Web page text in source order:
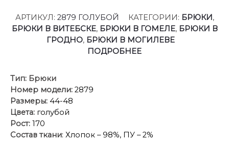
АРТИКУЛ: 2879 ГОЛУБОЙ КАТЕГОРИИ: БРЮКИ ,
БРЮКИ В ВИТЕБСКЕ, БРЮКИ В ГОМЕЛЕ, БРЮКИ В
ГРОДНО, БРЮКИ В МОГИЛЕВЕ
ПОДРОБНЕЕ
Тип: Брюки
Номер модели: 2879
Размеры: 44-48
Цвета: голубой
Рост: 170
Состав ткани: Хлопок – 98%, ПУ – 2%